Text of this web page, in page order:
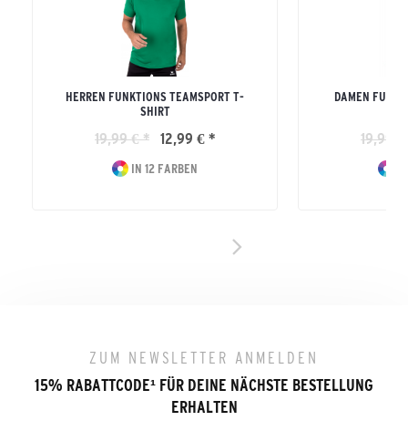
HERREN FUNKTIONS TEAMSPORT T-
SHIRT
19,99 € * 12,99 € *
IN 12 FARBEN
DAMEN
19,99
ZUM NEWSLETTER ANMELDEN
15% RABATTCODE¹ FÜR DEINE NÄCHSTE BESTELLUNG
ERHALTEN